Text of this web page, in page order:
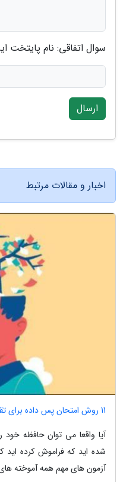
سوال اتفاقی: نام پایتخت
ارسال
اخبار و مقالات مرتبط
11 روش امتحان پس داده برای تقویت حافظه
آیا واقعا می توان حافظه خود
شده اید که فراموش کرده اید
آزمون های مهم همه آموخته